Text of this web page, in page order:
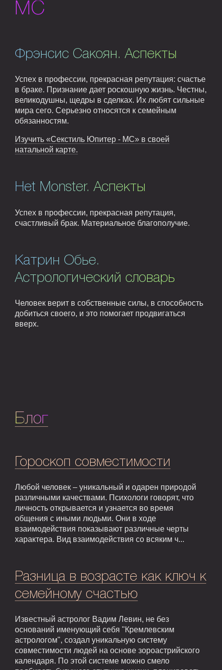
MC
Фрэнсис Сакоян. Аспекты
Успех в профессии, прекрасная репутация: счастье
в браке. Признание дает роскошную жизнь. Честны,
великодушны, щедры в сделках. Их любят сильные
мира сего. Серьезно относятся к семейным
обязанностям.
Изучить «Секстиль Юпитер - MC» в своей
натальной карте.
Het Monster. Аспекты
Успех в профессии, прекрасная репутация,
счастливый брак. Материальное благополучие.
Катрин Обье.
Астрологический словарь
Человек верит в собственные силы, в способность
добиться своего, и это помогает продвигаться
вверх.
Блог
Гороскоп совместимости
Любой человек – уникальный и одарен природой
различными качествами. Психологи говорят, что
личность открывается и узнается во время
общения с иными людьми. Они в ходе
взаимодействия показывают различные черты
характера. Вид взаимодействия со всяким ч...
Разница в возрасте как ключ к
семейному счастью
Известный астролог Вадим Левин, не без
оснований именующий себя "Кремлевским
астрологом", создал уникальную систему
совместимости людей на основе зороастрийского
календаря. По этой системе можно смело